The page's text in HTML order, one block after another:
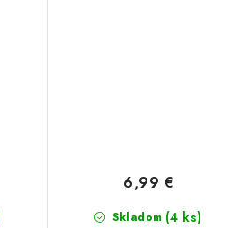
Skladom (4 ks)
6,99 €